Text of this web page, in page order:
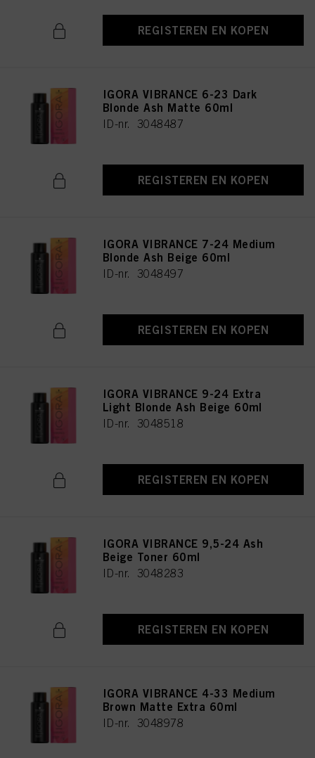
REGISTEREN EN KOPEN
IGORA VIBRANCE 6-23 Dark
Blonde Ash Matte 60ml
ID-nr. 3048487
REGISTEREN EN KOPEN
IGORA VIBRANCE 7-24 Medium
Blonde Ash Beige 60ml
ID-nr. 3048497
REGISTEREN EN KOPEN
IGORA VIBRANCE 9-24 Extra
Light Blonde Ash Beige 60ml
ID-nr. 3048518
REGISTEREN EN KOPEN
IGORA VIBRANCE 9,5-24 Ash
Beige Toner 60ml
ID-nr. 3048283
REGISTEREN EN KOPEN
IGORA VIBRANCE 4-33 Medium
Brown Matte Extra 60ml
ID-nr. 3048978